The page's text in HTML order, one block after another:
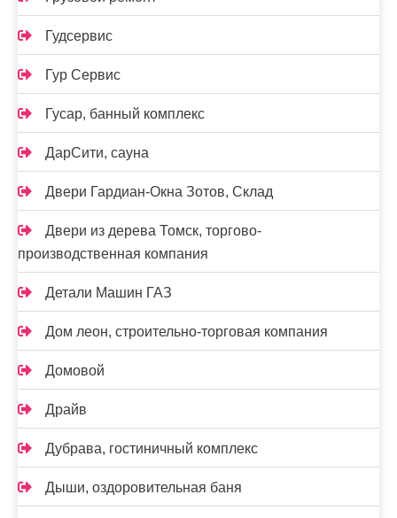
Гудсервис
Гур Сервис
Гусар, банный комплекс
ДарСити, сауна
Двери Гардиан-Окна Зотов, Склад
Двери из дерева Томск, торгово-
производственная компания
Детали Машин ГАЗ
Дом леон, строительно-торговая компания
Домовой
Драйв
Дубрава, гостиничный комплекс
Дыши, оздоровительная баня